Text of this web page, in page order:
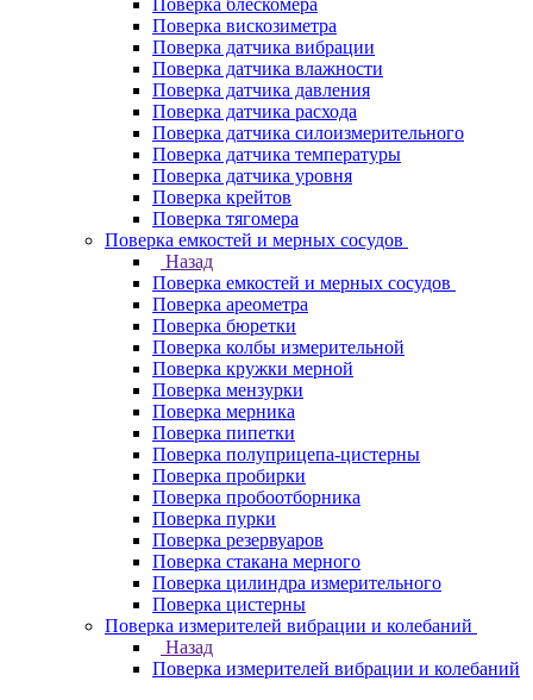
Поверка блескомера
Поверка вискозиметра
Поверка датчика вибрации
Поверка датчика влажности
Поверка датчика давления
Поверка датчика расхода
Поверка датчика силоизмерительного
Поверка датчика температуры
Поверка датчика уровня
Поверка крейтов
Поверка тягомера
Поверка емкостей и мерных сосудов
Назад
Поверка емкостей и мерных сосудов
Поверка ареометра
Поверка бюретки
Поверка колбы измерительной
Поверка кружки мерной
Поверка мензурки
Поверка мерника
Поверка пипетки
Поверка полуприцепа-цистерны
Поверка пробирки
Поверка пробоотборника
Поверка пурки
Поверка резервуаров
Поверка стакана мерного
Поверка цилиндра измерительного
Поверка цистерны
Поверка измерителей вибрации и колебаний
Назад
Поверка измерителей вибрации и колебаний